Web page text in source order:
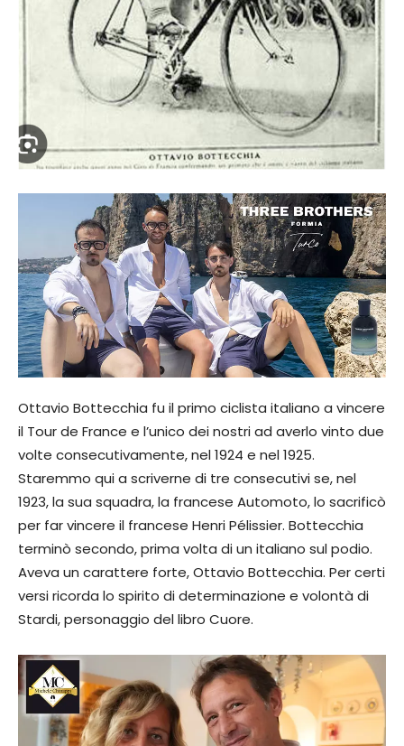
Ottavio Bottecchia fu il primo ciclista italiano a vincere
il Tour de France e l’unico dei nostri ad averlo vinto due
volte consecutivamente, nel 1924 e nel 1925.
Staremmo qui a scriverne di tre consecutivi se, nel
1923, la sua squadra, la francese Automoto, lo sacrificò
per far vincere il francese Henri Pélissier. Bottecchia
terminò secondo, prima volta di un italiano sul podio.
Aveva un carattere forte, Ottavio Bottecchia. Per certi
versi ricorda lo spirito di determinazione e volontà di
Stardi, personaggio del libro Cuore.